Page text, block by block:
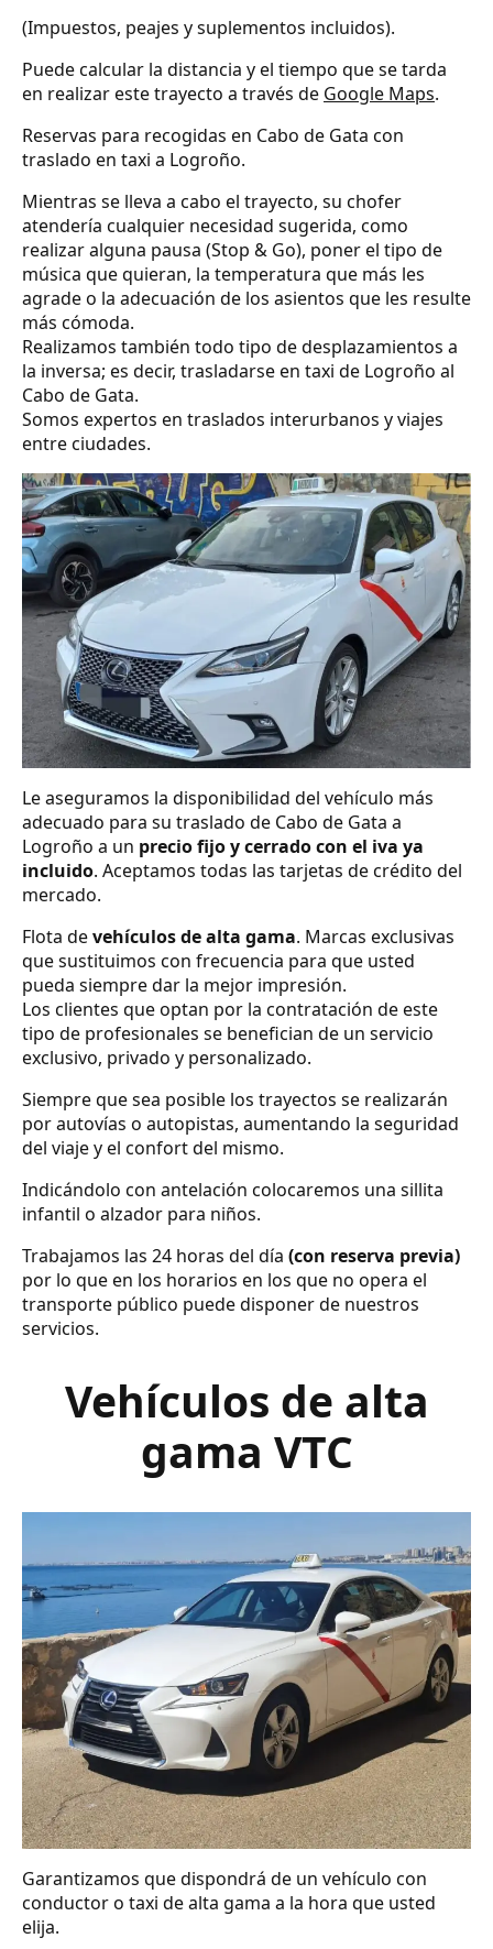
(Impuestos, peajes y suplementos incluidos).
Puede calcular la distancia y el tiempo que se tarda
en realizar este trayecto a través de Google Maps.
Reservas para recogidas en Cabo de Gata con
traslado en taxi a Logroño.
Mientras se lleva a cabo el trayecto, su chofer
atendería cualquier necesidad sugerida, como
realizar alguna pausa (Stop & Go), poner el tipo de
música que quieran, la temperatura que más les
agrade o la adecuación de los asientos que les resulte
más cómoda.
Realizamos también todo tipo de desplazamientos a
la inversa; es decir, trasladarse en taxi de Logroño al
Cabo de Gata.
Somos expertos en traslados interurbanos y viajes
entre ciudades.
Le aseguramos la disponibilidad del vehículo más
adecuado para su traslado de Cabo de Gata a
Logroño a un precio fijo y cerrado con el iva ya
incluido. Aceptamos todas las tarjetas de crédito del
mercado.
Flota devehículos de alta gama. Marcas exclusivas
que sustituimos con frecuencia para que usted
pueda siempre dar la mejor impresión.
Los clientes que optan por la contratación de este
tipo de profesionales se benefician de un servicio
exclusivo, privado y personalizado.
Siempre que sea posible los trayectos se realizarán
por autovías o autopistas, aumentando la seguridad
del viaje y el confort del mismo.
Indicándolo con antelación colocaremos una sillita
infantil o alzador para niños.
Trabajamos las 24 horas del día (con reserva previa)
por lo que en los horarios en los que no opera el
transporte público puede disponer de nuestros
servicios.
Vehículos de alta
gama VTC
Garantizamos que dispondrá de un vehículo con
conductor o taxi de alta gama a la hora que usted
elija.